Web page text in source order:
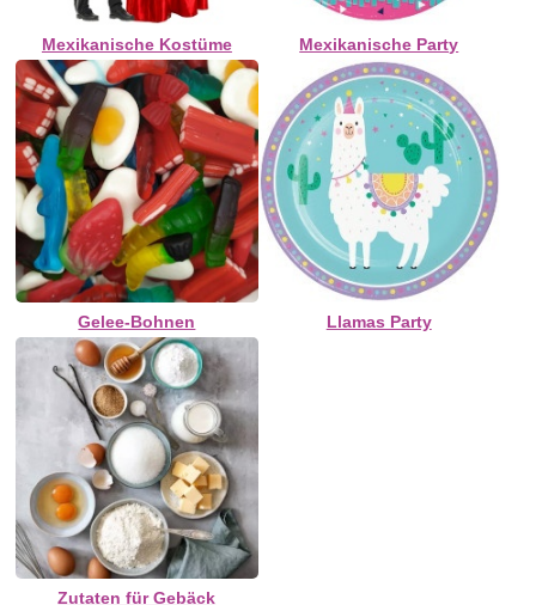
Mexikanische Kostüme Mexikanische Party
Gelee-Bohnen Llamas Party
Zutaten für Gebäck